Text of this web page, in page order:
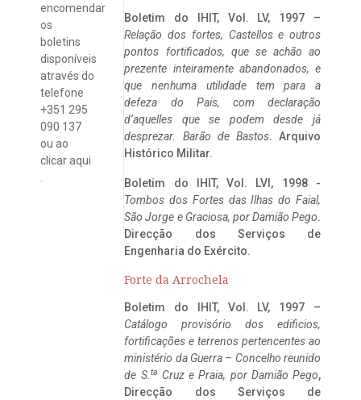
encomendar
os
boletins
disponíveis
através do
telefone
+351 295
090 137
ou ao
clicaraqui
Boletim do IHIT, Vol. LV, 1997 –
Relação dos fortes, Castellos e outros
pontos fortificados, que se achão ao
prezente inteiramente abandonados, e
que nenhuma utilidade tem para a
defeza do Pais, com declaração
d’aquelles que se podem desde já
desprezar. Barão de Bastos. Arquivo
Histórico Militar.
Boletim do IHIT, Vol. LVI, 1998 -
Tombos dos Fortes das Ilhas do Faial,
São Jorge e Graciosa, por Damião Pego.
Direcção dos Serviços de
Engenharia do Exército.
Forte da Arrochela
Boletim do IHIT, Vol. LV, 1997 –
Catálogo provisório dos edificios,
fortificações e terrenos pertencentes ao
ministério da Guerra – Concelho reunido
de S. ta Cruz e Praia, por Damião Pego,
Direcção dos Serviços de